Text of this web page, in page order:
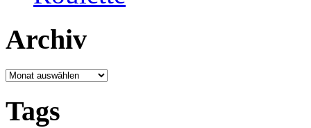
Archiv
Archiv
Tags